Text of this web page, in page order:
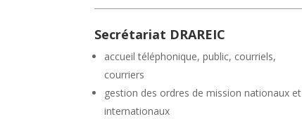
Secrétariat DRAREIC
accueil téléphonique, public, courriels,
courriers
gestion des ordres de mission nationaux et
internationaux